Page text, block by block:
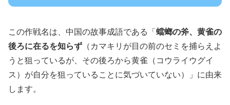
この作戦名は、中国の故事成語である「 蟷螂の斧、黄雀の
後ろに在るを知らず （カマキリが目の前のセミを捕らえよ
うと狙っているが、その後ろから黄雀（コウライウグイ
ス）が自分を狙っていることに気づいていない）」に由来
します。